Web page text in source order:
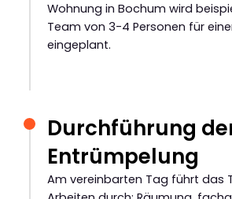
Wohnung in Bochum wird
Team von 3-4 Personen für
eingeplant.
Durchführung
Entrümpelung
Am vereinbarten Tag führt das